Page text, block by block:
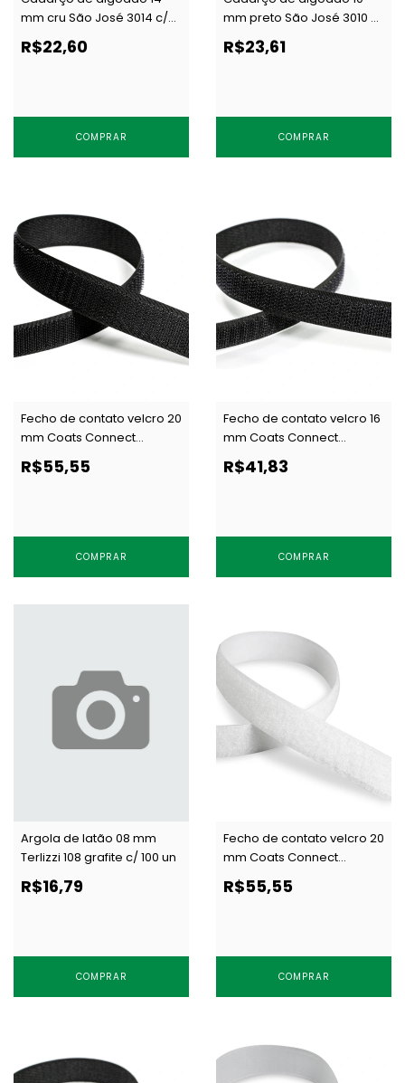
mm cru São José 3014 c/
50 m
R$22,60
COMPRAR
mm preto São José 3010 c/
50 m
R$23,61
COMPRAR
Fecho de contato velcro 20
mm Coats Connect
GANCHO preto c/ 25 m
R$55,55
COMPRAR
Fecho de contato velcro 16
mm Coats Connect
GANCHO preto c/ 25 m
R$41,83
COMPRAR
Argola de latão 08 mm
Terlizzi 108 grafite c/ 100 un
R$16,79
COMPRAR
Fecho de contato velcro 20
mm Coats Connect
ARGOLA branco c/ 25 m
R$55,55
COMPRAR